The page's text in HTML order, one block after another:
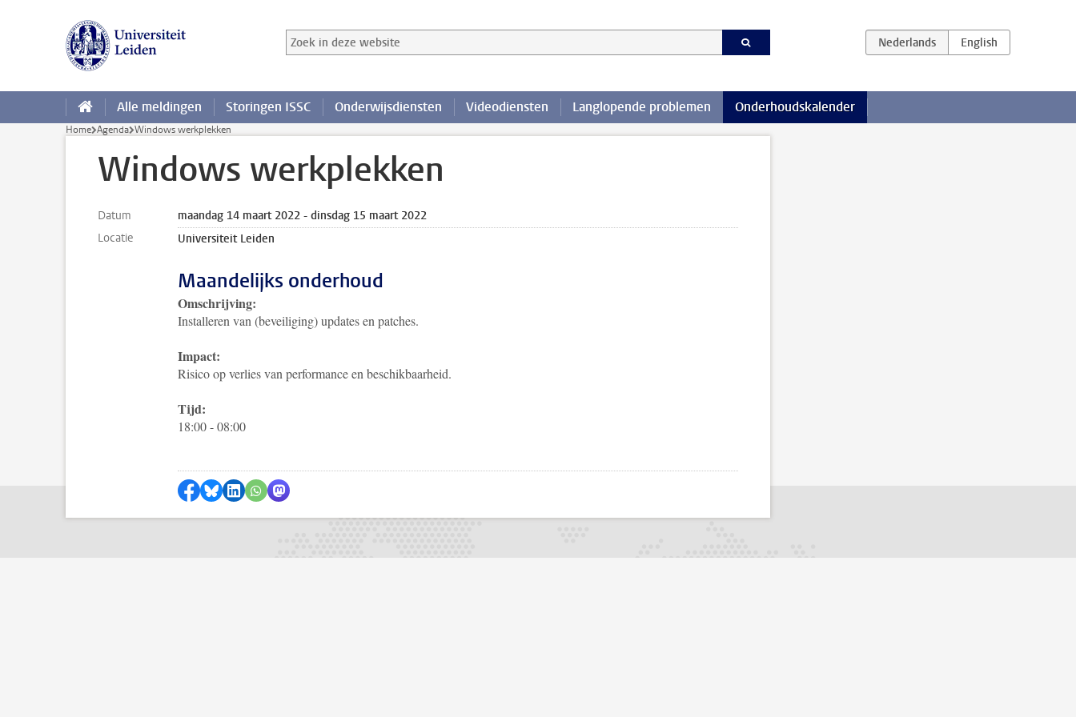
Zoek in deze website
Zoekterm
Alle meldingen Storingen ISSC Onderwijsdiensten Videodiensten Langlopende problemen Onderhoudskalender
Home Agenda Windows werkplekken
Windows werkplekken
Datum
maandag 14 maart 2022 - dinsdag 15 maart 2022
Locatie
Universiteit Leiden
Maandelijks onderhoud
Omschrijving:
Installeren van (beveiliging) updates en patches.
Impact:
Risico op verlies van performance en beschikbaarheid.
Tijd:
18:00 - 08:00
Delen op Facebook
Delen via Bluesky
Delen op LinkedIn
Delen via WhatsApp
Delen via Mastodon